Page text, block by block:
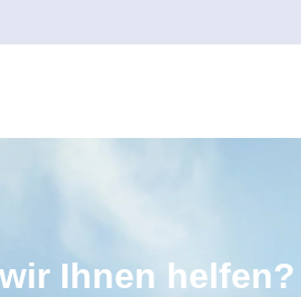
Ihnen helfen?